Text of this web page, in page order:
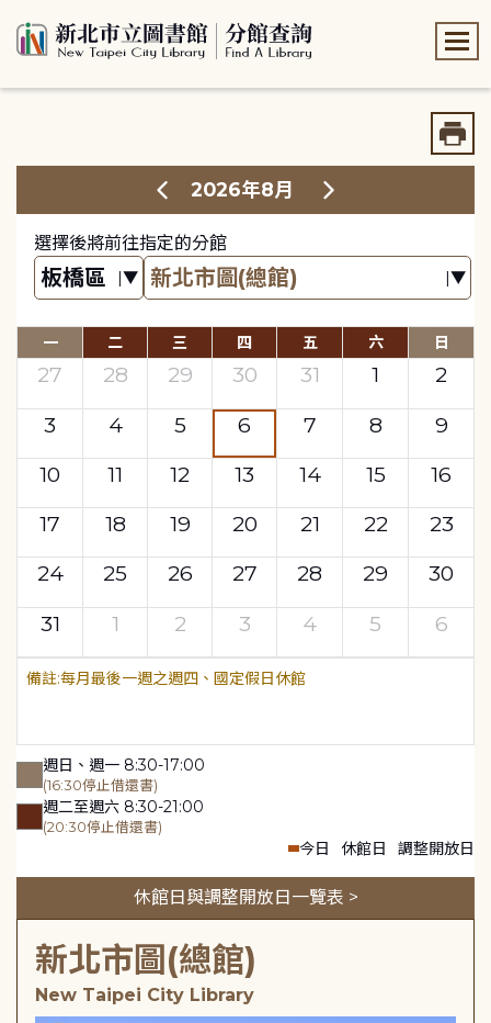
2026年8月
選擇後將前往指定的分館
一 二 三 四 五 六 日
27 28 29 30 31 1
2
3
4 5 6 7 8
9
10
11 12 13 14 15
16
17
18 19 20 21 22
23
24
25 26 27 28 29
30
31
1 2 3 4 5 6
每月最後一週之週四、國定假日休館
週日、週一 8:30-17:00
(16:30停止借還書)
週二至週六 8:30-21:00
(20:30停止借還書)
今日 休館日 調整開放日
休館日與調整開放日一覽表 >
新北市圖(總館)
New Taipei City Library